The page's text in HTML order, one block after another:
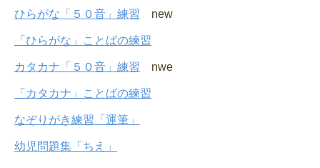
ひらがな「５０音」練習 new
「ひらがな」ことばの練習
カタカナ「５０音」練習 nwe
「カタカナ」ことばの練習
なぞりがき練習「運筆」
幼児問題集「ちえ」